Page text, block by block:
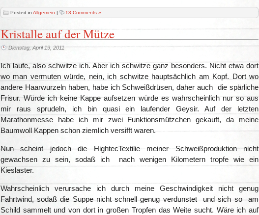
Posted in Allgemein 13 Comments »
Kristalle auf der Mütze
Dienstag, April 19, 2011
Ich laufe, also schwitze ich. Aber ich schwitze ganz besonders. Nicht etwa dort
wo man vermuten würde, nein, ich schwitze hauptsächlich am Kopf. Dort wo
andere Haarwurzeln haben, habe ich Schweißdrüsen, daher auch die spärliche
Frisur. Würde ich keine Kappe aufsetzen würde es wahrscheinlich nur so aus
mir raus sprudeln, ich bin quasi ein laufender Geysir. Auf der letzten
Marathonmesse habe ich mir zwei Funktionsmützchen gekauft, da meine
Baumwoll Kappen schon ziemlich versifft waren.
Nun scheint jedoch die HightecTextilie meiner Schweißproduktion nicht
gewachsen zu sein, sodaß ich nach wenigen Kilometern tropfe wie ein
Kieslaster.
Wahrscheinlich verursache ich durch meine Geschwindigkeit nicht genug
Fahrtwind, sodaß die Suppe nicht schnell genug verdunstet und sich so am
Schild sammelt und von dort in großen Tropfen das Weite sucht. Wäre ich auf